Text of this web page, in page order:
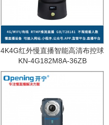
4K4G红外慢直播智能高清布控球
KN-4G182M8A-36ZB